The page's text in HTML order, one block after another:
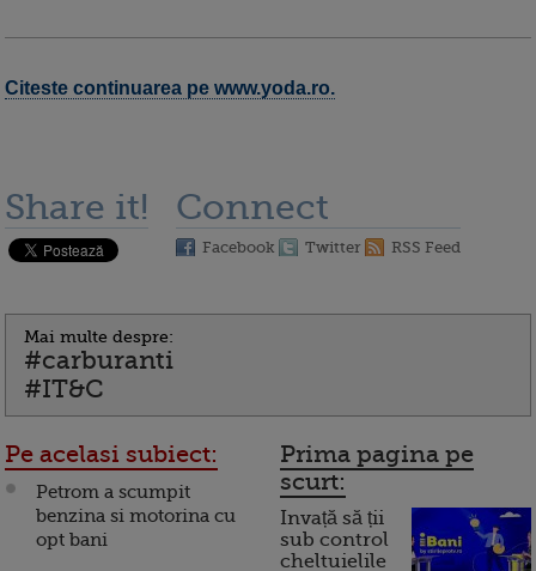
Citeste continuarea pe www.yoda.ro.
Share it! Connect
Facebook Twitter RSS Feed
Mai multe despre:
#carburanti
#IT&C
Pe acelasi subiect:
Petrom a scumpit
benzina si motorina cu
opt bani
Prima pagina pe
scurt:
Invață să ții
sub control
cheltuielile